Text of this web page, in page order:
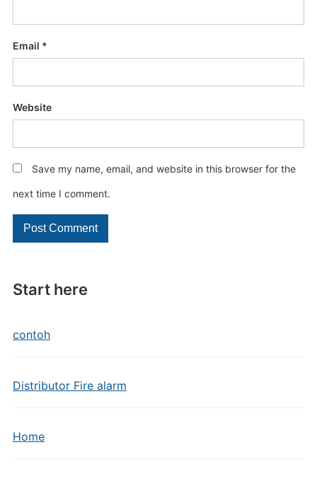
Start here
contoh
Distributor Fire alarm
Home
Email *
Website
Save my name, email, and website in this browser for the
next time I comment.